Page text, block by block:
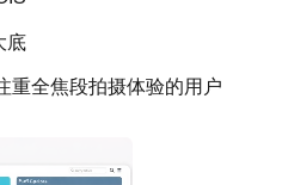
底
重全焦段拍摄体验的用户